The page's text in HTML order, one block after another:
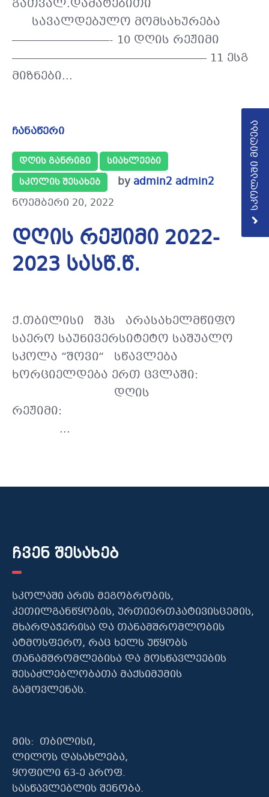
გათვალ.დამატებითი
სავალდებულო მომსახურება
—————————- 10 დღის რეჟიმი
—————————————————— 11 ესგ
მიზნები...
ჩანაწერი
ᲓᲦᲘᲡ ᲒᲐᲜᲠᲘᲒᲘ
ᲡᲘᲐᲮᲚᲔᲔᲑᲘ
ᲡᲙᲝᲚᲘᲡ ᲨᲔᲡᲐᲮᲔᲑ
byadmin2 admin2
ნოემბერი 20, 2022
დღის რეჟიმი 2022-
2023 სასწ.წ.
ქ.თბილისი შპს არასახელმწიფო
საერო საუნივერსიტეტო საშუალო
სკოლა “შოვი“ სწავლება
ხორციელდება ერთ ცვლაში:
დღის
რეჟიმი:
...
ჩვენ შესახებ
სკოლაში არის მეგობრობის,
კეთილგანწყობის, ურთიერთპატივისცემის,
მხარდაჭერისა და თანამშრომლობის
ატმოსფერო, რაც ხელს უწყობს
თანამშრომლებისა და მოსწავლეების
შესაძლებლობათა მაქსიმუმის
გამოვლენას.
მის: თბილისი,
ლილოს დასახლება,
ყოფილი 63-ე პროფ.
სასწავლებლის შენობა.
სკოლაში მიღება